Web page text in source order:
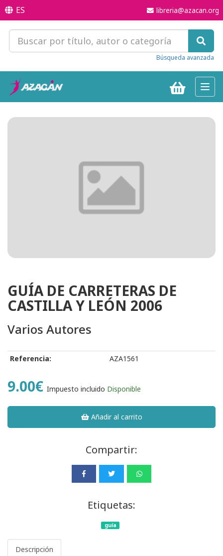
ES libreria@azacan.org
Búsqueda avanzada
GUÍA DE CARRETERAS DE
CASTILLA Y LEÓN 2006
Varios Autores
Referencia: AZA1561
9.00€ Impuesto incluido Disponible
Añadir al carrito
Compartir:
Etiquetas:
guía
Descripción